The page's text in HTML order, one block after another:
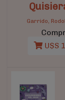
Garrido,
U$S